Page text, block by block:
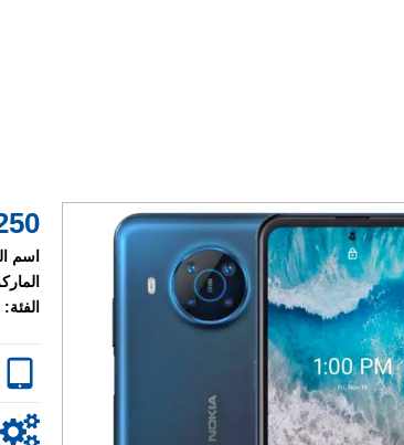
$
اسم
الفئة: